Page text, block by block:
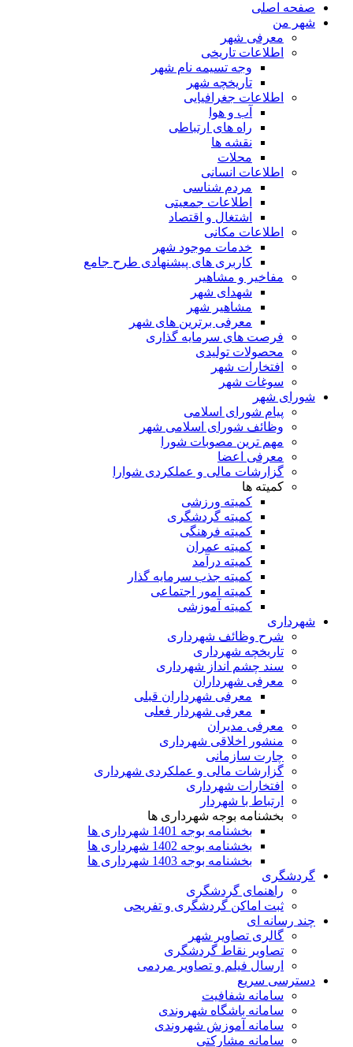
صفحه اصلی
شهر من
معرفی شهر
اطلاعات تاریخی
وجه تسیمه نام شهر
تاریخچه شهر
اطلاعات جغرافیایی
آب و هوا
راه های ارتباطی
نقشه ها
محلات
اطلاعات انسانی
مردم شناسی
اطلاعات جمعیتی
اشتغال و اقتصاد
اطلاعات مکانی
خدمات موجود شهر
کاربری های پیشنهادی طرح جامع
مفاخیر و مشاهیر
شهدای شهر
مشاهیر شهر
معرفی برترین های شهر
فرصت های سرمایه گذاری
محصولات تولیدی
افتخارات شهر
سوغات شهر
شورای شهر
پیام شورای اسلامی
وظائف شورای اسلامی شهر
مهم ترین مصوبات شورا
معرفی اعضا
گزارشات مالی و عملکردی شوارا
کمیته ها
کمیته ورزشی
کمیته گردشگری
کمیته فرهنگی
کمیته عمران
کمیته درآمد
کمیته جذب سرمایه گذار
کمیته امور اجتماعی
کمیته آموزشی
شهرداری
شرح وظائف شهرداری
تاریخچه شهرداری
سند چشم انداز شهرداری
معرفی شهرداران
معرفی شهرداران قبلی
معرفی شهردار فعلی
معرفی مدیران
منشور اخلاقی شهرداری
چارت سازمانی
گزارشات مالی و عملکردی شهرداری
افتخارات شهرداری
ارتباط با شهردار
بخشنامه بوجه شهرداری ها
بخشنامه بوجه 1401 شهرداری ها
بخشنامه بوجه 1402 شهرداری ها
بخشنامه بوجه 1403 شهرداری ها
گردشگری
راهنمای گردشگری
ثبت اماکن گردشگری و تفریحی
چند رسانه ای
گالری تصاویر شهر
تصاویر نقاط گردشگری
ارسال فیلم و تصاویر مردمی
دسترسی سریع
سامانه شفافیت
سامانه باشگاه شهروندی
سامانه آموزش شهروندی
سامانه مشارکتی